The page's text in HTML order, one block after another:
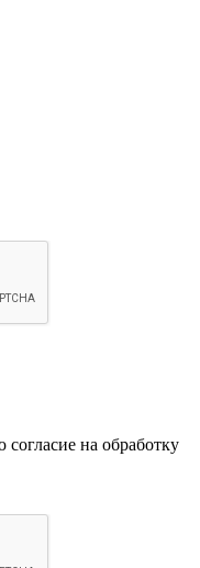
на обработку